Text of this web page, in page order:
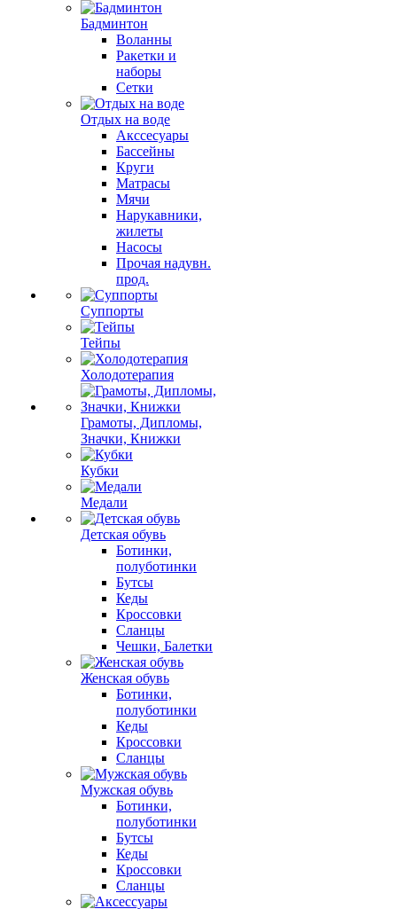
Бадминтон
Воланны
Ракетки и
наборы
Сетки
Отдых на воде
Акссесуары
Бассейны
Круги
Матрасы
Мячи
Нарукавники,
жилеты
Насосы
Прочая надувн.
прод.
Суппорты
Тейпы
Холодотерапия
Грамоты, Дипломы,
Значки, Книжки
Кубки
Медали
Детская обувь
Ботинки,
полуботинки
Бутсы
Кеды
Кроссовки
Сланцы
Чешки, Балетки
Женская обувь
Ботинки,
полуботинки
Кеды
Кроссовки
Сланцы
Мужская обувь
Ботинки,
полуботинки
Бутсы
Кеды
Кроссовки
Сланцы